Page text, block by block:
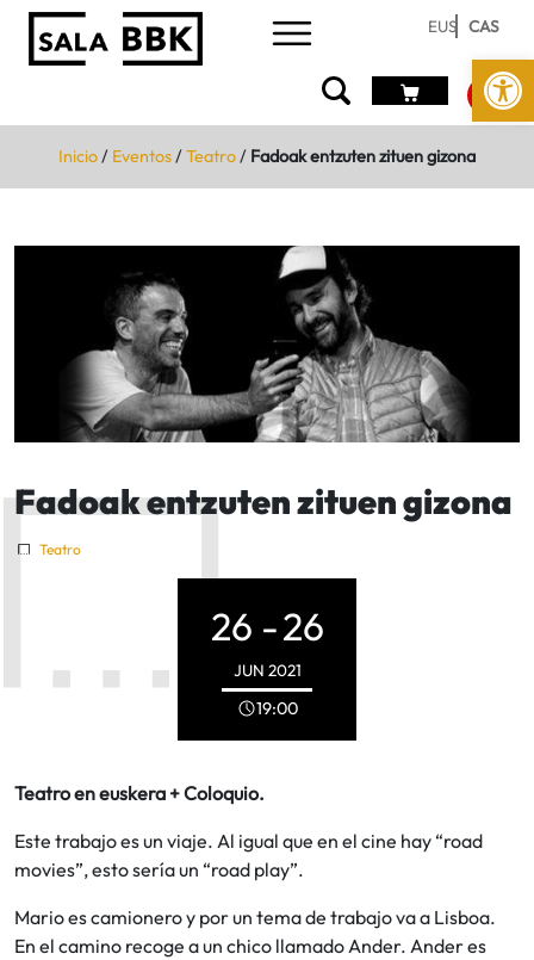
Abrir
EUS CAS
Inicio/ Eventos/Teatro/ Fadoak entzuten zituen gizona
Fadoak entzuten zituen gizona
Teatro
26 -26
JUN 2021
19:00
Teatro en euskera + Coloquio.
Este trabajo es un viaje. Al igual que en el cine hay “road
movies”, esto sería un “road play”.
Mario es camionero y por un tema de trabajo va a Lisboa.
En el camino recoge a un chico llamado Ander. Ander es